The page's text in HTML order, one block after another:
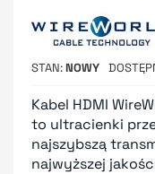
STAN NOWY
Kabel HDMI
to ultracienki
najszybszą
najwyższej